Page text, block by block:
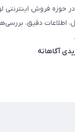
حوزه فروش اینترنتی
اطلاعات دقیق،
آگاهانه